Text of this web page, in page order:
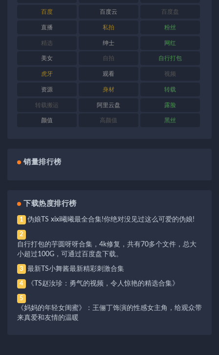
百度 百度云 百度盘
直播 私拍 粉丝
精选 绅士 网红
美女 自拍 自行打包
虎牙 观看 视频
资源 身材 转载
转载搬运 阿里云盘 露脸
颜值 高颜值 黑丝
销量排行榜
下载热度排行榜
1 伪娘TS xixi曦曦最全合集!你绝对没见过这么可爱的伪娘!
2
自行打包的芋圆呀呀合集，4k修复，共有70多个文件，总大
小超过100G，可通过百度盘下载。
3 最新TS小舞酱最新精彩刺激合集
4 《TS赵汝珍：勇气的视频，令人惊艳的精选合集》
5
《妈妈的年轻女闺蜜》：王俪丁饰演的性感女主角，给观众带
来真爱和友情的温暖